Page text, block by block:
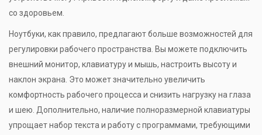
со здоровьем.
Ноутбуки, как правило, предлагают больше возможностей для
регулировки рабочего пространства. Вы можете подключить
внешний монитор, клавиатуру и мышь, настроить высоту и
наклон экрана. Это может значительно увеличить
комфортность рабочего процесса и снизить нагрузку на глаза
и шею. Дополнительно, наличие полноразмерной клавиатуры
упрощает набор текста и работу с программами, требующими